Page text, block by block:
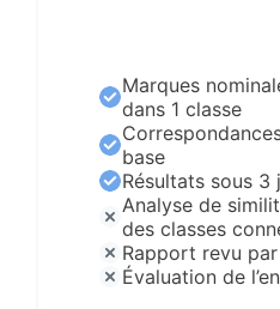
Marques
dans 1 classe
base
Résultats sous 3
Analyse de
des classes
Rapport revu
Évaluation de